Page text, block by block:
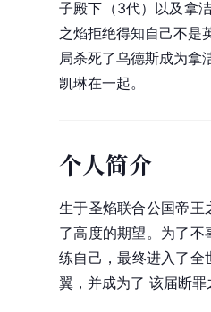
子殿下（3代）以及拿
之焰拒绝得知自己不是
局杀死了乌德斯成为拿
凯琳在一起。
个人简介
生于圣焰联合公国帝王
了高度的期望。为了
练自己，最终进入了
翼，并成为了 该届断